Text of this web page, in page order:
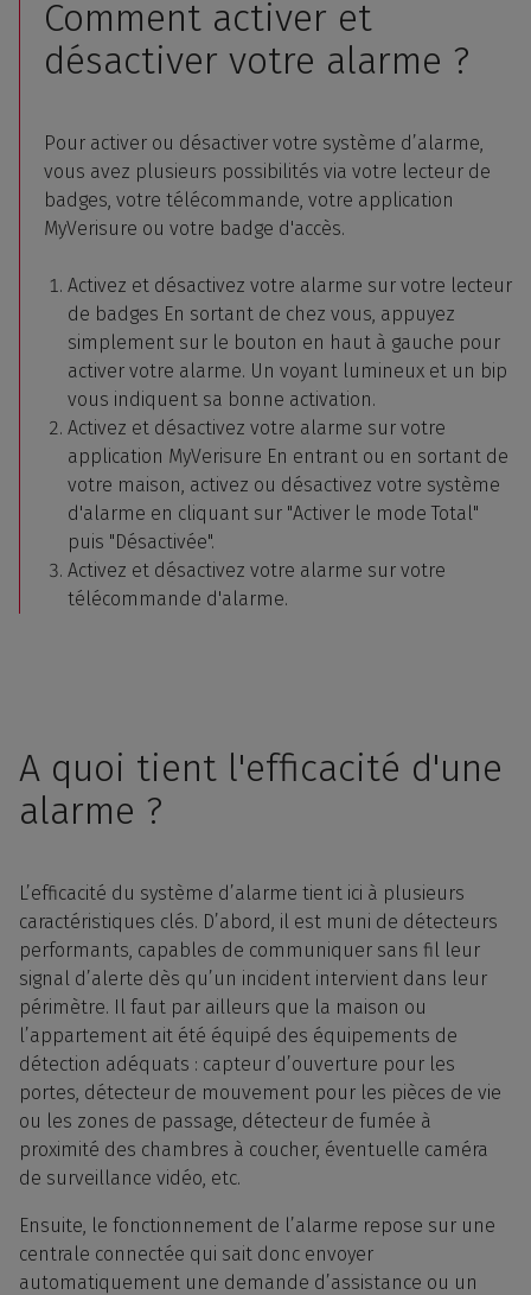
Comment activer et
désactiver votre alarme ?
Pour activer ou désactiver votre système d’alarme,
vous avez plusieurs possibilités via votre lecteur de
badges, votre télécommande, votre application
MyVerisure ou votre badge d'accès.
Activez et désactivez votre alarme sur votre lecteur
de badges En sortant de chez vous, appuyez
simplement sur le bouton en haut à gauche pour
activer votre alarme. Un voyant lumineux et un bip
vous indiquent sa bonne activation.
Activez et désactivez votre alarme sur votre
application MyVerisure En entrant ou en sortant de
votre maison, activez ou désactivez votre système
d'alarme en cliquant sur "Activer le mode Total"
puis "Désactivée".
Activez et désactivez votre alarme sur votre
télécommande d'alarme.
A quoi tient l'efficacité d'une
alarme ?
L’efficacité du système d’alarme tient ici à plusieurs
caractéristiques clés. D’abord, il est muni de détecteurs
performants, capables de communiquer sans fil leur
signal d’alerte dès qu’un incident intervient dans leur
périmètre. Il faut par ailleurs que la maison ou
l’appartement ait été équipé des équipements de
détection adéquats : capteur d’ouverture pour les
portes, détecteur de mouvement pour les pièces de vie
ou les zones de passage, détecteur de fumée à
proximité des chambres à coucher, éventuelle caméra
de surveillance vidéo, etc.
Ensuite, le fonctionnement de l’alarme repose sur une
centrale connectée qui sait donc envoyer
automatiquement une demande d’assistance ou un